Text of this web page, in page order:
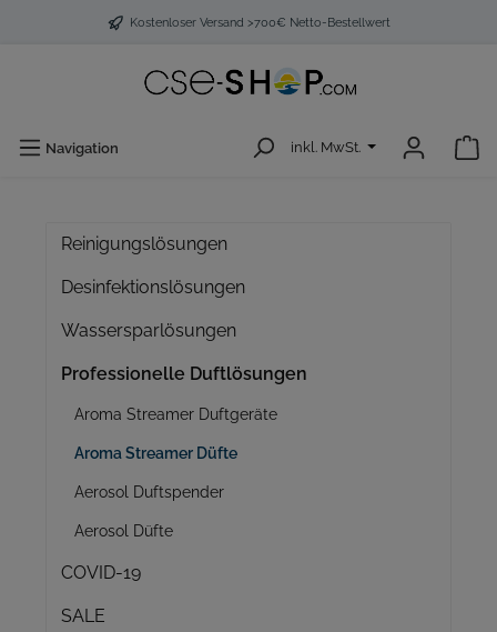
Kostenloser Versand >700€ Netto-Bestellwert
Navigation inkl. MwSt.
Reinigungslösungen
Desinfektionslösungen
Wassersparlösungen
Professionelle Duftlösungen
Aroma Streamer Duftgeräte
Aroma Streamer Düfte
Aerosol Duftspender
Aerosol Düfte
COVID-19
SALE